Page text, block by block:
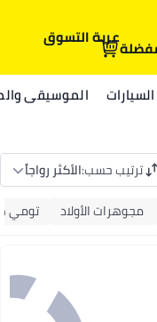
عربة التسوق
السيارات الموسيقى
ترتيب حسب:الأكثر رواجاً
مجوهرات الأولاد تومي